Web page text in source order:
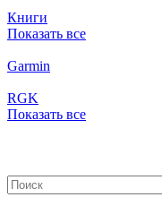
Книги
Показать все
Garmin
RGK
Показать все